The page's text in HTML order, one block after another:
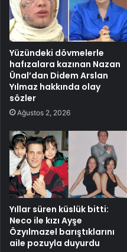
Yüzündeki dövmelerle
hafızalara kazınan Nazan
Ünal’dan Didem Arslan
Yılmaz hakkında olay
sözler
Ağustos 2, 2026
Yıllar süren küslük bitti:
Neco ile kızı Ayşe
Özyılmazel barıştıklarını
aile pozuyla duyurdu